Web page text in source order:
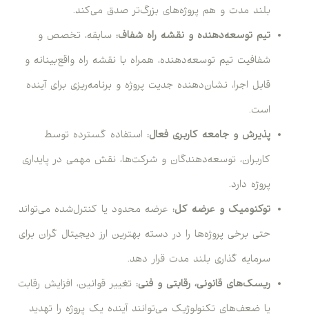
بلند مدت و هم پروژه‌های بزرگ‌تر صدق می‌کند.
تیم توسعه‌دهنده و نقشه راه شفاف: سابقه، تخصص و
شفافیت تیم توسعه‌دهنده، همراه با نقشه راه واقع‌بینانه و
قابل اجرا، نشان‌دهنده جدیت پروژه و برنامه‌ریزی برای آینده
است.
پذیرش و جامعه کاربری فعال: استفاده گسترده توسط
کاربران، توسعه‌دهندگان و شرکت‌ها، نقش مهمی در پایداری
پروژه دارد.
توکنومیک و عرضه کل: عرضه محدود یا کنترل‌شده می‌تواند
حتی برخی پروژه‌ها را در دسته بهترین ارز دیجیتال گران برای
سرمایه گذاری بلند مدت قرار دهد.
ریسک‌های قانونی، رقابتی و فنی: تغییر قوانین، افزایش رقابت
یا ضعف‌های تکنولوژیک می‌توانند آینده یک پروژه را تهدید